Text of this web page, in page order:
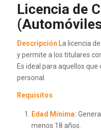
Licencia de
Descripción La licencia
y permite a los titulares
Es ideal para aquellos
personal.
Requisitos
Edad Mínima:
menos 18 años.